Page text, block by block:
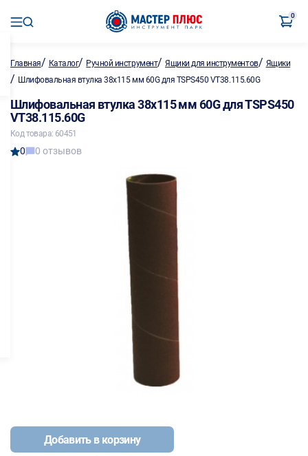
0
Главная/ Каталог/ Ручной инструмент/Ящики для инструментов/ Ящики
/ Шлифовальная втулка 38х115 мм 60G для TSPS450 VT38.115.60G
Шлифовальная втулка 38х115 мм 60G для TSPS450
VT38.115.60G
Код товара: 60451
0 0 отзывов
Добавить в корзину